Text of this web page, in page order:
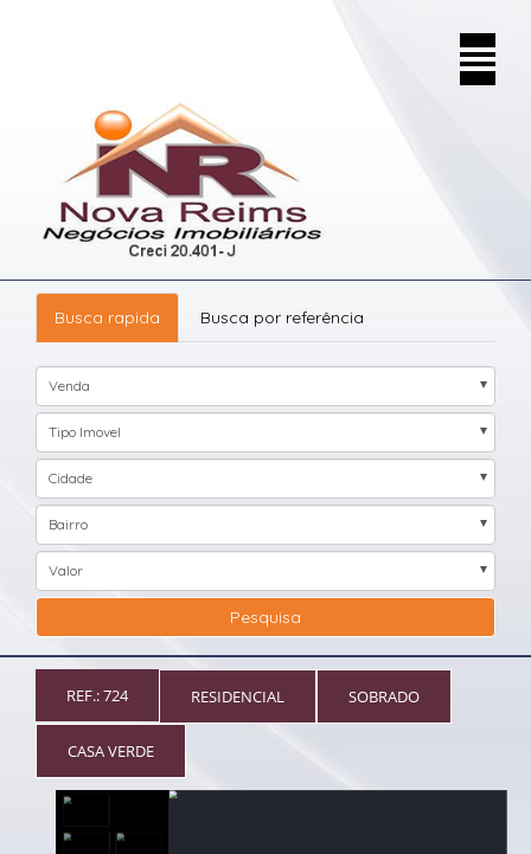
Toggle
Busca rapida Busca por referência
Venda
Tipo Imovel
Cidade
Bairro
Valor
Pesquisa
REF.: 724 RESIDENCIAL SOBRADO
CASA VERDE